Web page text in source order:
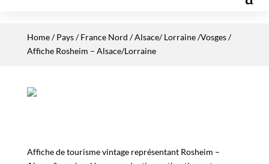
Home/Pays/France Nord /Alsace/ Lorraine /Vosges/
Affiche Rosheim – Alsace/Lorraine
Affiche de tourisme vintage représentant Rosheim –